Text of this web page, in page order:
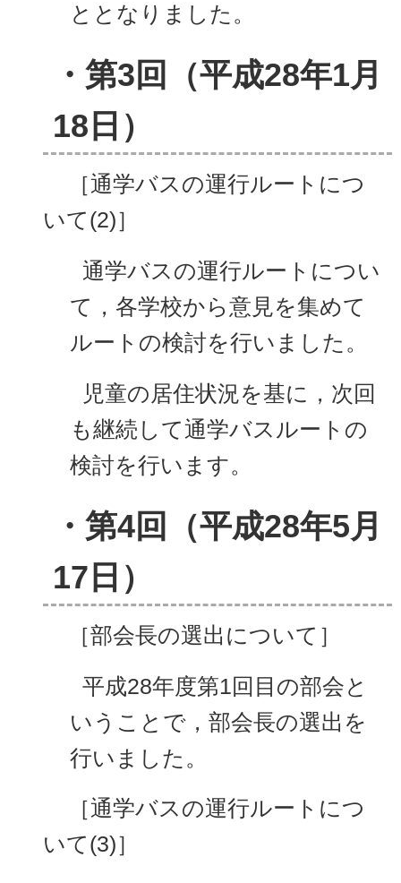
ととなりました。
・第3回（平成28年1月
18日）
［通学バスの運行ルートにつ
いて(2)］
通学バスの運行ルートについ
て，各学校から意見を集めて
ルートの検討を行いました。
児童の居住状況を基に，次回
も継続して通学バスルートの
検討を行います。
・第4回（平成28年5月
17日）
［部会長の選出について］
平成28年度第1回目の部会と
いうことで，部会長の選出を
行いました。
［通学バスの運行ルートにつ
いて(3)］